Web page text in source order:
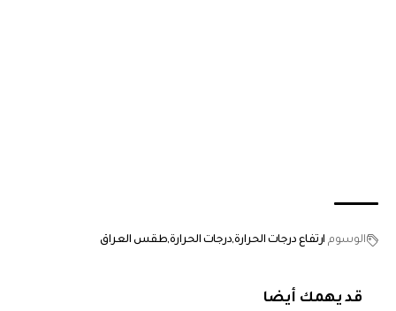
الوسوم ارتفاع درجات الحرارةدرجات الحرارةطقس العراق
قد يهمك أيضا